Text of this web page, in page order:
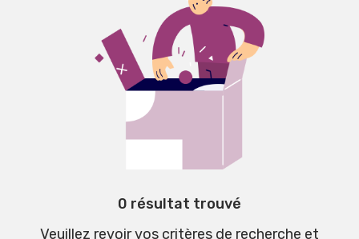
0 résultat trouvé
Veuillez revoir vos critères de recherche et